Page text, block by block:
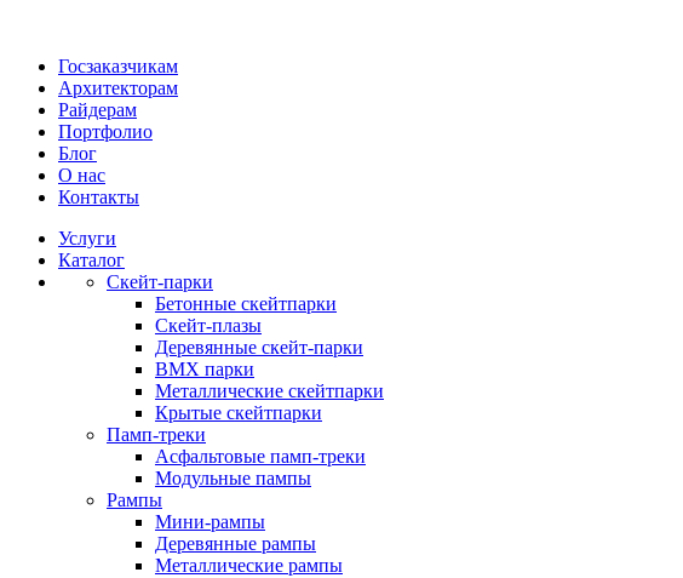
Госзаказчикам
Архитекторам
Райдерам
Портфолио
Блог
О нас
Контакты
Услуги
Каталог
Скейт‑парки
Бетонные скейтпарки
Скейт‑плазы
Деревянные скейт‑парки
BMX парки
Металлические скейтпарки
Крытые скейтпарки
Памп‑треки
Асфальтовые памп‑треки
Модульные пампы
Рампы
Мини-рампы
Деревянные рампы
Металлические рампы